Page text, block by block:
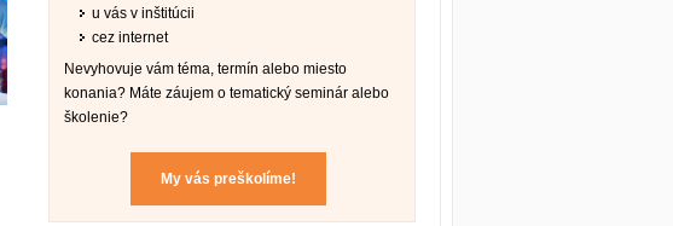
u vás v inštitúcii
cez internet
Nevyhovuje vám téma, termín alebo miesto
konania? Máte záujem o tematický seminár alebo
školenie?
My vás preškolíme!